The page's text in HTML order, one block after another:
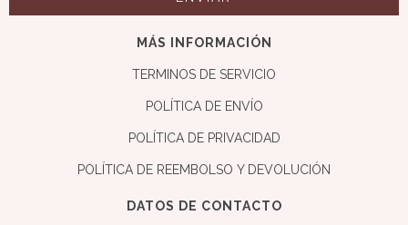
MÁS INFORMACIÓN
TERMINOS DE SERVICIO
POLÍTICA DE ENVÍO
POLÍTICA DE PRIVACIDAD
POLÍTICA DE REEMBOLSO Y DEVOLUCIÓN
DATOS DE CONTACTO